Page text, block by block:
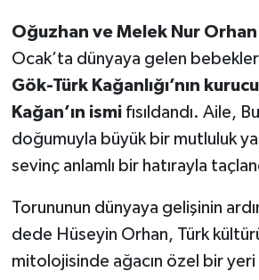
Oğuzhan ve Melek Nur
Ocak’ta dünyaya gelen
Gök-Türk Kağanlığı’nın
Kağan’ın ismifısıldandı. Aile,
doğumuyla büyük bir mutluluk
sevinç anlamlı bir hatırayla
Torununun dünyaya gelişinin
dede Hüseyin Orhan, Türk
mitolojisinde ağacın özel bir